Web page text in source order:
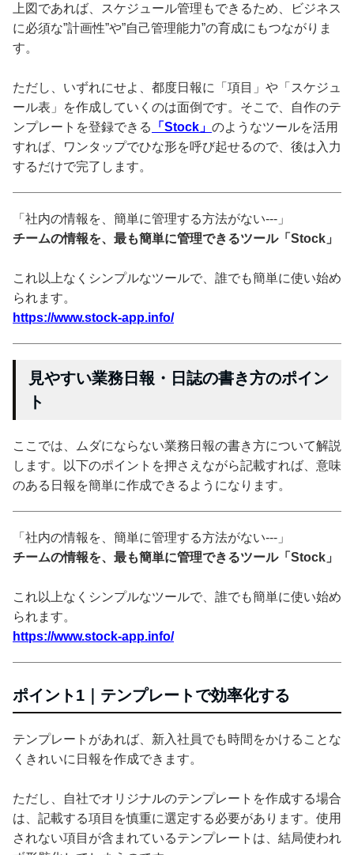
上図であれば、スケジュール管理もできるため、ビジネス
に必須な”計画性”や”自己管理能力”の育成にもつながりま
す。
ただし、いずれにせよ、都度日報に「項目」や「スケジュ
ール表」を作成していくのは面倒です。そこで、自作のテ
ンプレートを登録できる
「Stock」 のようなツールを活用
すれば、ワンタップでひな形を呼び起せるので、後は入力
するだけで完了します。
「社内の情報を、簡単に管理する方法がない---」
チームの情報を、最も簡単に管理できるツール「Stock」
これ以上なくシンプルなツールで、誰でも簡単に使い始め
られます。
https://www.stock-app.info/
見やすい業務日報・日誌の書き方のポイン
ト
ここでは、ムダにならない業務日報の書き方について解説
します。以下のポイントを押さえながら記載すれば、意味
のある日報を簡単に作成できるようになります。
「社内の情報を、簡単に管理する方法がない---」
チームの情報を、最も簡単に管理できるツール「Stock」
これ以上なくシンプルなツールで、誰でも簡単に使い始め
られます。
https://www.stock-app.info/
ポイント1｜テンプレートで効率化する
テンプレートがあれば、新入社員でも時間をかけることな
くきれいに日報を作成できます。
ただし、自社でオリジナルのテンプレートを作成する場合
は、記載する項目を慎重に選定する必要があります。使用
されない項目が含まれているテンプレートは、結局使われ